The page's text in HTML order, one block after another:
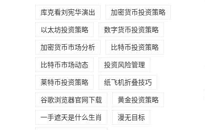
库克看刘宪华演出 加密货币投资策略
以太坊投资策略 数字货币投资策略
加密货币市场分析 比特币投资策略
比特币市场动态 投资风险管理
莱特币投资策略 纸飞机折叠技巧
谷歌浏览器官网下载 黄金投资策略
一手遮天是什么生肖 漫无目标